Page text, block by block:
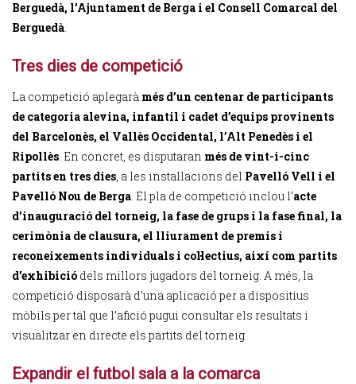
Berguedà, l’Ajuntament de Berga i el Consell Comarcal del
Berguedà.
Tres dies de competició
La competició aplegarà més d’un centenar de participants
de categoria alevina, infantil i cadet d’equips provinents
del Barcelonès, el Vallès Occidental, l’Alt Penedès i el
Ripollès. En concret, es disputaran més de vint-i-cinc
partits en tres dies, a les instal·lacions del Pavelló Vell i el
Pavelló Nou de Berga. El pla de competició inclou l’acte
d’inauguració del torneig, la fase de grups i la fase final, la
cerimònia de clausura, el lliurament de premis i
reconeixements individuals i col·lectius, així com partits
d’exhibició dels millors jugadors del torneig. A més, la
competició disposarà d’una aplicació per a dispositius
mòbils per tal que l’afició pugui consultar els resultats i
visualitzar en directe els partits del torneig.
Expandir el futbol sala a la comarca